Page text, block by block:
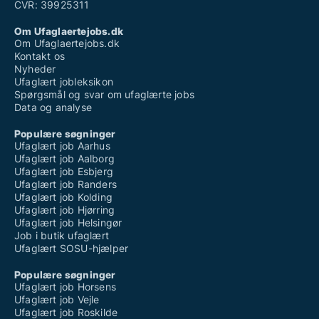
CVR: 39925311
Om Ufaglaertejobs.dk
Om Ufaglaertejobs.dk
Kontakt os
Nyheder
Ufaglært jobleksikon
Spørgsmål og svar om ufaglærte jobs
Data og analyse
Populære søgninger
Ufaglært job Aarhus
Ufaglært job Aalborg
Ufaglært job Esbjerg
Ufaglært job Randers
Ufaglært job Kolding
Ufaglært job Hjørring
Ufaglært job Helsingør
Job i butik ufaglært
Ufaglært SOSU-hjælper
Populære søgninger
Ufaglært job Horsens
Ufaglært job Vejle
Ufaglært job Roskilde